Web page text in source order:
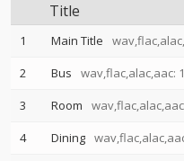
Title
1 Main Title
2
Bus wav,flac,alac,aac:
3
Room
4
Dining